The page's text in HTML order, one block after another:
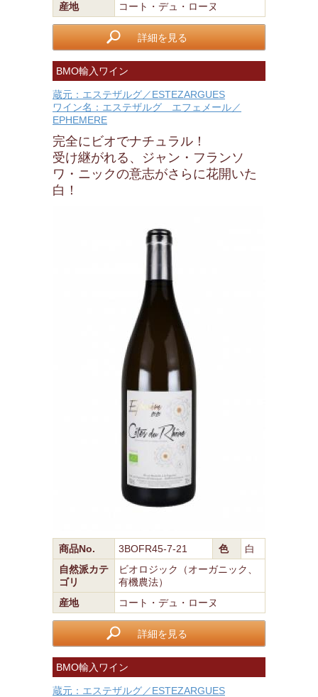
産地 コート・デュ・ローヌ
詳細を見る
BMO輸入ワイン
蔵元：エステザルグ／ESTEZARGUES
ワイン名：エステザルグ エフェメール／
EPHEMERE
完全にビオでナチュラル！
受け継がれる、ジャン・フランソ
ワ・ニックの意志がさらに花開いた
白！
商品No. 3BOFR45-7-21 色
白
自然派カテ
ゴリ
ビオロジック（オーガニック、
有機農法）
産地
コート・デュ・ローヌ
詳細を見る
BMO輸入ワイン
蔵元：エステザルグ／ESTEZARGUES